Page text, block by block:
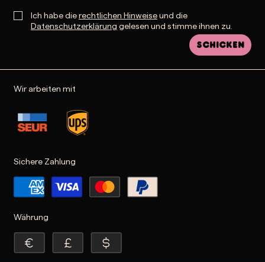
Ich habe dierechtlichen Hinweiseund die
Datenschutzerklärung gelesen und stimme ihnen zu.
Schicken
Wir arbeiten mit
Sichere Zahlung
Währung